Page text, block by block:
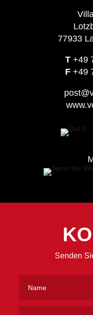
77933
T+49
F+49
Senden